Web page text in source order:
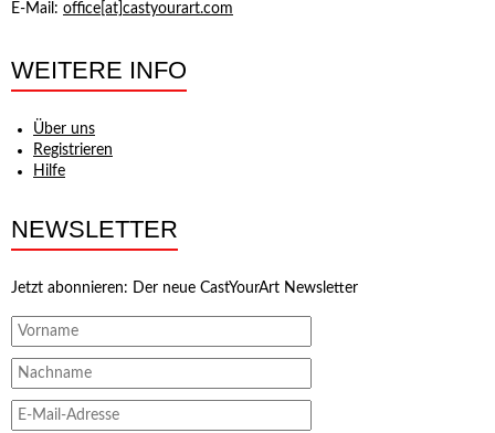
E-Mail: office[at]castyourart.com
WEITERE INFO
Über uns
Registrieren
Hilfe
NEWSLETTER
Jetzt abonnieren: Der neue CastYourArt Newsletter